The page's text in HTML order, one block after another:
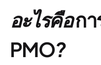
อะไรคือก
PMO?